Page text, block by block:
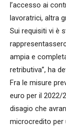
l’accesso ai
lavoratrici, altra
Sui requisiti vi è
ampia e
retributiva”, ha
Fra le misure
euro per il 2022/
disagio che
microcredito per